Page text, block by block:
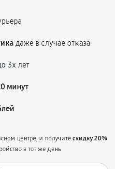
даже в случае отказа
3х лет
минут
центре, и получитескидку 20%
в тот же день